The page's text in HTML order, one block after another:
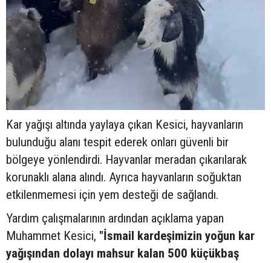
Kar yağışı altında yaylaya çıkan Kesici, hayvanların
bulunduğu alanı tespit ederek onları güvenli bir
bölgeye yönlendirdi. Hayvanlar meradan çıkarılarak
korunaklı alana alındı. Ayrıca hayvanların soğuktan
etkilenmemesi için yem desteği de sağlandı.
Yardım çalışmalarının ardından açıklama yapan
Muhammet Kesici, "İsmail kardeşimizin yoğun kar
yağışından dolayı mahsur kalan 500 küçükbaş